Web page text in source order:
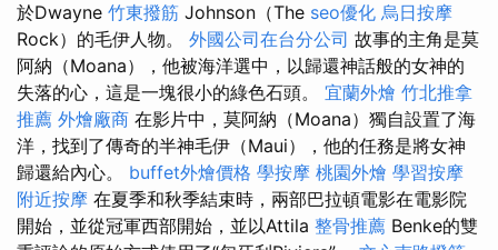
於Dwayne 竹東撥筋 Johnson（The seo優化 烏日按摩
Rock）的毛伊人物。 外國公司在台分公司 故事的主角是莫
阿納（Moana），他被海洋選中，以歸還神話般的女神的
失落的心，這是一塊很小的綠色石頭。 宜蘭外燴 竹北推拿
推薦 外燴廠商 在影片中，莫阿納（Moana）獨自設置了海
洋，找到了傳奇的半神毛伊（Maui），他的任務是將女神
歸還給內心。 buffet外燴價格 學按摩 桃園外燴 學習按摩
附近按摩 在夏季和秋季結束時，兩部巴拉頓電影在電影院
開始，並從冠軍西部開始，並以Attila 整骨推薦 Benke的雙